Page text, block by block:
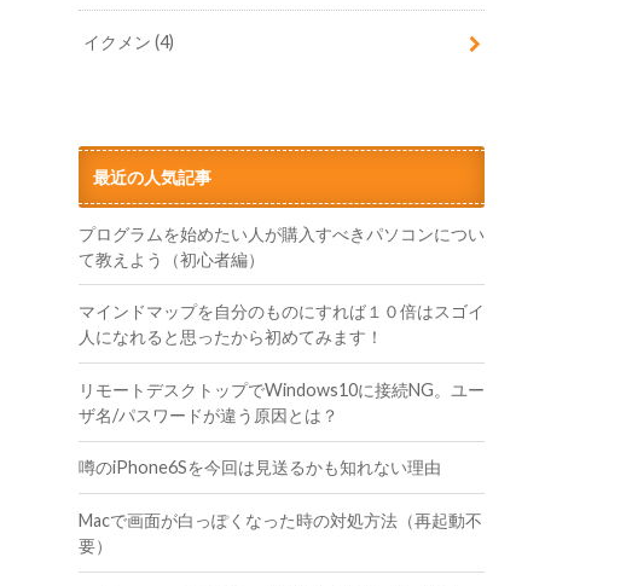
イクメン(4)
最近の人気記事
プログラムを始めたい人が購入すべきパソコンについ
て教えよう（初心者編）
マインドマップを自分のものにすれば１０倍はスゴイ
人になれると思ったから初めてみます！
リモートデスクトップでWindows10に接続NG。ユー
ザ名/パスワードが違う原因とは？
噂のiPhone6Sを今回は見送るかも知れない理由
Macで画面が白っぽくなった時の対処方法（再起動不
要）